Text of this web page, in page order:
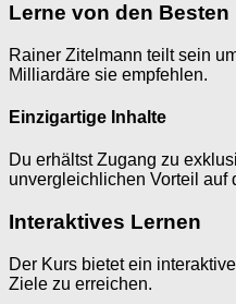
Lerne von den Besten
Rainer Zitelmann teilt sein
Milliardäre sie empfehlen.
Einzigartige Inhalte
Du erhältst Zugang zu
unvergleichlichen Vorteil auf
Interaktives Lernen
Der Kurs bietet ein
Ziele zu erreichen.